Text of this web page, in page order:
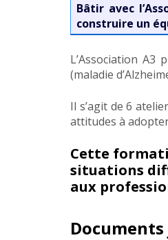
Bâtir avec
construire un
L’Association
(maladie
Il s’agit de 6
attitudes à
Cette
situations
aux